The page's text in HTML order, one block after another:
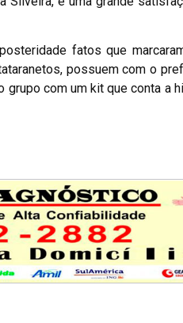
fatos que
possuem com o
grupo com um kit que conta